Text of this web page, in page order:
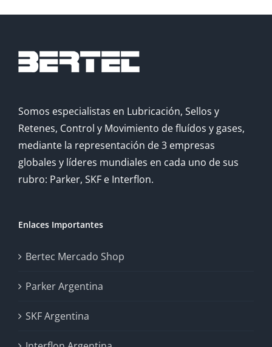
Somos especialistas en Lubricación, Sellos y
Retenes, Control y Movimiento de fluídos y gases,
mediante la representación de 3 empresas
globales y líderes mundiales en cada uno de sus
rubro: Parker, SKF e Interflon.
Enlaces Importantes
Bertec Mercado Shop
Parker Argentina
SKF Argentina